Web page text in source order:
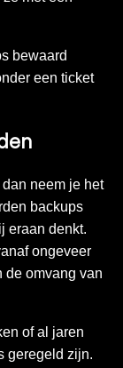
bewaard
een ticket
neem je het
backups
eraan denkt.
ongeveer
de omvang van
of al jaren
geregeld zijn.